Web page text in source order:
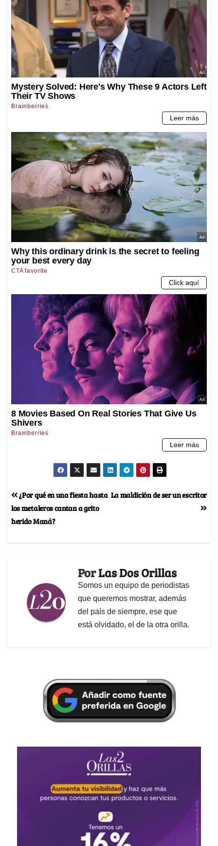
La maldición de ser un escritor
¿Por qué en una fiesta hasta
los metaleros cantan a grito
herido Maná?
PorLas Dos Orillas
Somos un equipo de periodistas
que queremos mostrar, además
del país de siempre, ese que
está olvidado, el de la otra orilla.